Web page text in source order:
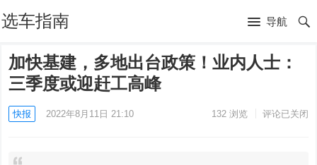
选车指南 导航
加快基建，多地出台政策！业内人士：
三季度或迎赶工高峰
快报 2022年8月11日 21:10 132浏览 评论已关闭